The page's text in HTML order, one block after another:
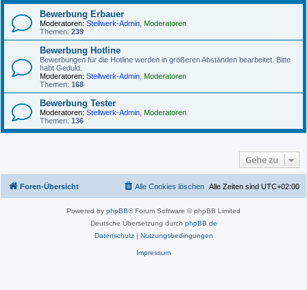
Bewerbung Erbauer
Moderatoren: Stellwerk-Admin Moderatoren
Themen: 239
Bewerbung Hotline
Bewerbungen für die Hotline werden in größeren Abständen bearbeitet. Bitte
habt Geduld.
Moderatoren: Stellwerk-Admin Moderatoren
Themen: 168
Bewerbung Tester
Moderatoren: Stellwerk-Admin Moderatoren
Themen: 136
Gehe zu
Foren-Übersicht Alle Zeiten sind UTC+02:00
Alle Cookies löschen
Powered by phpBB® Forum Software © phpBB Limited
Deutsche Übersetzung durch phpBB.de
Datenschutz| Nutzungsbedingungen
Impressum